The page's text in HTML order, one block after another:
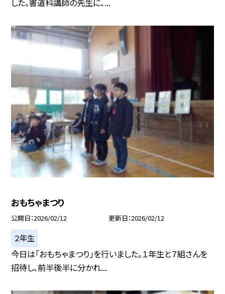
した。書道科講師の先生に、...
おもちゃまつり
公開日 2026/02/12 更新日 2026/02/12
２年生
今日は「おもちゃまつり」を行いました。１年生と７組さんを
招待し、前半後半に分かれ...